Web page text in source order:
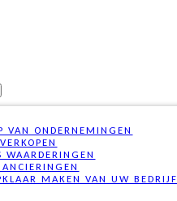
VAN ONDERNEMINGEN
WAARDERINGEN
MAKEN VAN UW BEDRIJF